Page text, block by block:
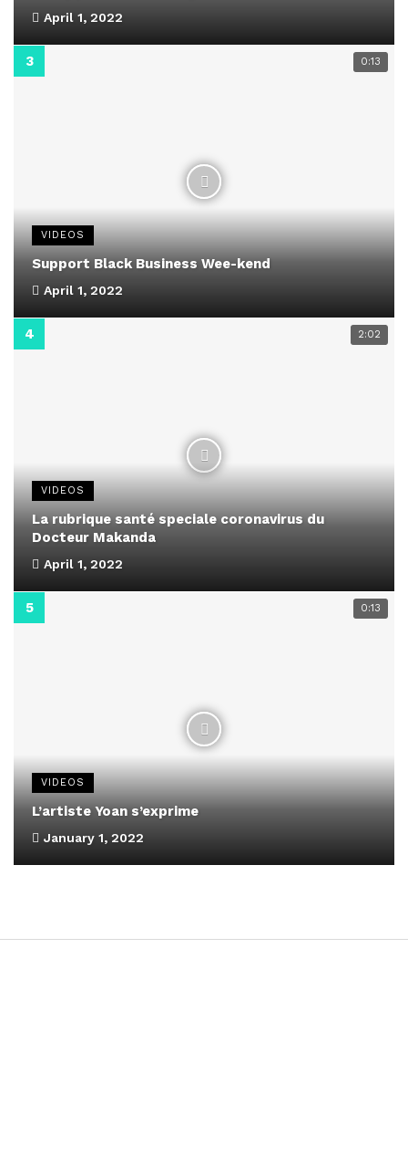
April 1, 2022
0:13
VIDEOS
Support Black Business Wee-kend
April 1, 2022
2:02
VIDEOS
La rubrique santé speciale coronavirus du
Docteur Makanda
April 1, 2022
0:13
VIDEOS
L’artiste Yoan s’exprime
January 1, 2022